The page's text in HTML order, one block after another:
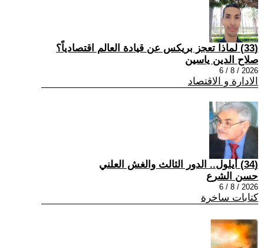
(33) لماذا تعجز بريكس عن قيادة العالم اقتصادياً؟
صلاح الدين ياسين
2026 / 8 / 6
الادارة و الاقتصاد
(34) أيلول.. الدور الثالث والغش العلني
حسن الشرع
2026 / 8 / 6
كتابات ساخرة